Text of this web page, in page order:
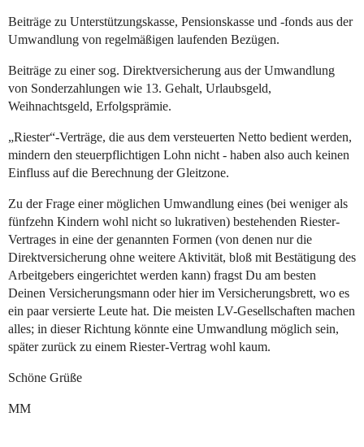
Beiträge zu Unterstützungskasse, Pensionskasse und -fonds aus der
Umwandlung von regelmäßigen laufenden Bezügen.
Beiträge zu einer sog. Direktversicherung aus der Umwandlung
von Sonderzahlungen wie 13. Gehalt, Urlaubsgeld,
Weihnachtsgeld, Erfolgsprämie.
„Riester“-Verträge, die aus dem versteuerten Netto bedient werden,
mindern den steuerpflichtigen Lohn nicht - haben also auch keinen
Einfluss auf die Berechnung der Gleitzone.
Zu der Frage einer möglichen Umwandlung eines (bei weniger als
fünfzehn Kindern wohl nicht so lukrativen) bestehenden Riester-
Vertrages in eine der genannten Formen (von denen nur die
Direktversicherung ohne weitere Aktivität, bloß mit Bestätigung des
Arbeitgebers eingerichtet werden kann) fragst Du am besten
Deinen Versicherungsmann oder hier im Versicherungsbrett, wo es
ein paar versierte Leute hat. Die meisten LV-Gesellschaften machen
alles; in dieser Richtung könnte eine Umwandlung möglich sein,
später zurück zu einem Riester-Vertrag wohl kaum.
Schöne Grüße
MM